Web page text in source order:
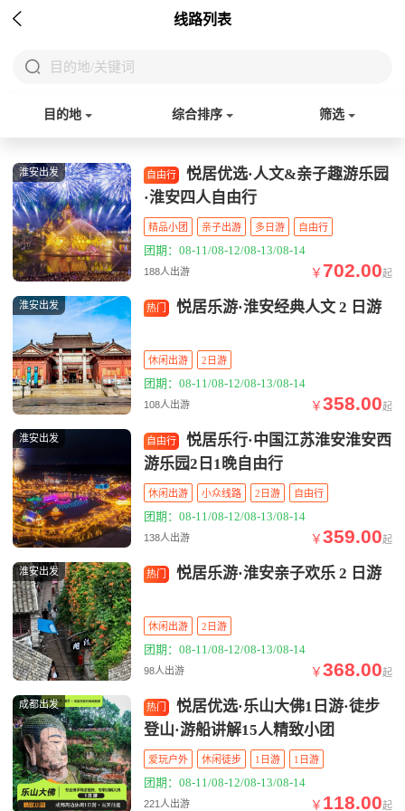
 线路列表
 目的地/关键词
目的地 综合排序 筛选
淮安出发 自由行
悦居优选·人文&亲子趣游乐园
·淮安四人自由行
精品小团 亲子出游 多日游 自由行
团期：08-11/08-12/08-13/08-14
188人出游 ￥ 702.00起
淮安出发 热门 悦居乐游·淮安经典人文 2 日游
休闲出游 2日游
团期：08-11/08-12/08-13/08-14
108人出游 ￥358.00起
淮安出发 自由行
悦居乐行·中国江苏淮安淮安西
游乐园2日1晚自由行
休闲出游 小众线路 2日游 自由行
团期：08-11/08-12/08-13/08-14
138人出游 ￥359.00起
淮安出发 热门 悦居乐游·淮安亲子欢乐 2 日游
休闲出游 2日游
团期：08-11/08-12/08-13/08-14
98人出游 ￥368.00起
成都出发 热门
悦居优选·乐山大佛1日游·徒步
登山·游船讲解15人精致小团
爱玩户外 休闲徒步 1日游 1日游
团期：08-11/08-12/08-13/08-14
221人出游 ￥ 118.00起